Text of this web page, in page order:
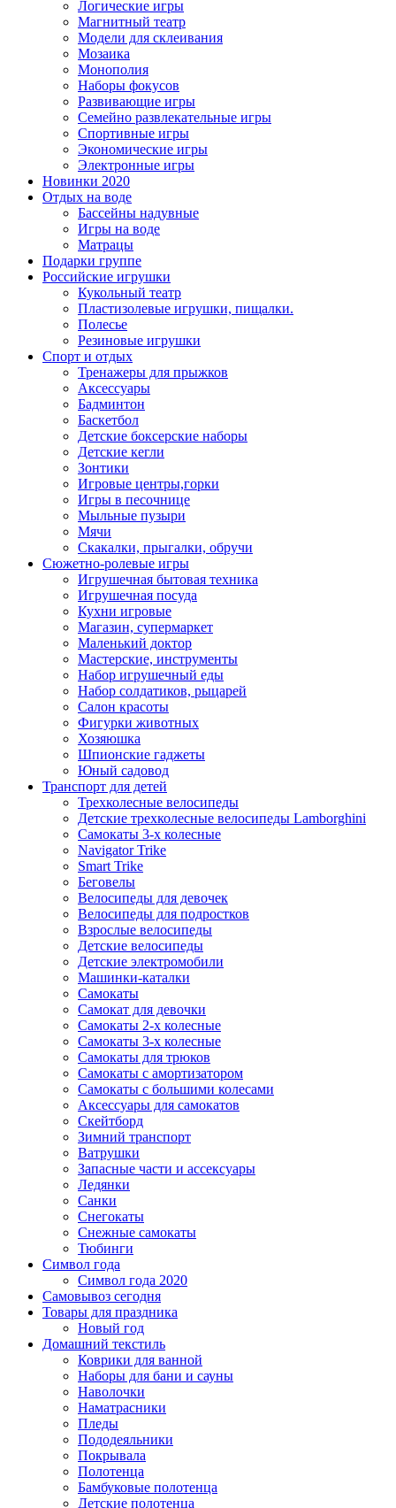
Логические игры
Магнитный театр
Модели для склеивания
Мозаика
Монополия
Наборы фокусов
Развивающие игры
Семейно развлекательные игры
Спортивные игры
Экономические игры
Электронные игры
Новинки 2020
Отдых на воде
Бассейны надувные
Игры на воде
Матрацы
Подарки группе
Российские игрушки
Кукольный театр
Пластизолевые игрушки, пищалки.
Полесье
Резиновые игрушки
Спорт и отдых
Тренажеры для прыжков
Аксессуары
Бадминтон
Баскетбол
Детские боксерские наборы
Детские кегли
Зонтики
Игровые центры,горки
Игры в песочнице
Мыльные пузыри
Мячи
Скакалки, прыгалки, обручи
Сюжетно-ролевые игры
Игрушечная бытовая техника
Игрушечная посуда
Кухни игровые
Магазин, супермаркет
Маленький доктор
Мастерские, инструменты
Набор игрушечный еды
Набор солдатиков, рыцарей
Салон красоты
Фигурки животных
Хозяюшка
Шпионские гаджеты
Юный садовод
Транспорт для детей
Трехколесные велосипеды
Детские трехколесные велосипеды Lamborghini
Самокаты 3-х колесные
Navigator Trike
Smart Trike
Беговелы
Велосипеды для девочек
Велосипеды для подростков
Взрослые велосипеды
Детские велосипеды
Детские электромобили
Машинки-каталки
Самокаты
Самокат для девочки
Самокаты 2-х колесные
Самокаты 3-х колесные
Самокаты для трюков
Самокаты с амортизатором
Самокаты с большими колесами
Аксессуары для самокатов
Скейтборд
Зимний транспорт
Ватрушки
Запасные части и ассексуары
Ледянки
Санки
Снегокаты
Снежные самокаты
Тюбинги
Символ года
Символ года 2020
Самовывоз сегодня
Товары для праздника
Новый год
Домашний текстиль
Коврики для ванной
Наборы для бани и сауны
Наволочки
Наматрасники
Пледы
Пододеяльники
Покрывала
Полотенца
Бамбуковые полотенца
Детские полотенца